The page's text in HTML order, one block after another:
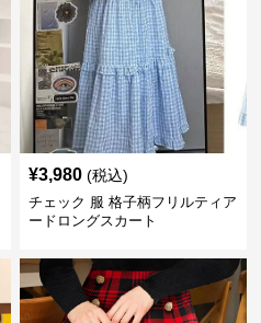
¥3,980 (税込)
チェック 服 格子柄フリルティア
ードロングスカート